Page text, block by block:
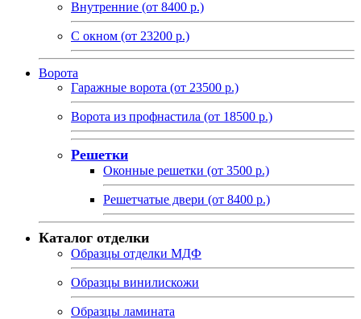
Внутренние (от 8400 р.)
С окном (от 23200 р.)
Ворота
Гаражные ворота (от 23500 р.)
Ворота из профнастила (от 18500 р.)
Решетки
Оконные решетки (от 3500 р.)
Решетчатые двери (от 8400 р.)
Каталог отделки
Образцы отделки МДФ
Образцы винилискожи
Образцы ламината